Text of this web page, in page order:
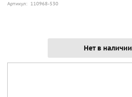
Артикул: 110968-530
Нет в наличии